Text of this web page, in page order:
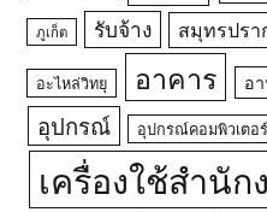
ภูเก็ต รับจ้าง สมุทรปรา
อะไหล่วิทยุ อาคาร อ
อุปกรณ์ อุปกรณ์คอมพิวเตอร์
เครื่องใช้สำนัก